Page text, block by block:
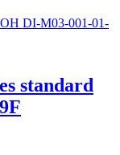
standard